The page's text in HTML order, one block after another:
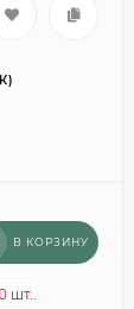
В КОРЗИНУ
шт..